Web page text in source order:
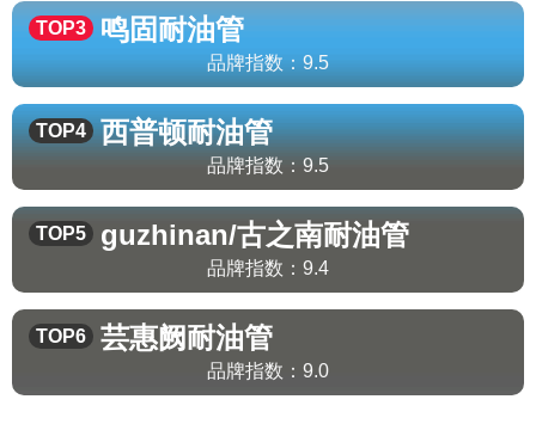
TOP3 鸣固耐油管
品牌指数： 9.5
TOP4 西普顿耐油管
品牌指数： 9.5
TOP5 guzhinan/古之南耐油管
品牌指数： 9.4
TOP6 芸惠阙耐油管
品牌指数： 9.0